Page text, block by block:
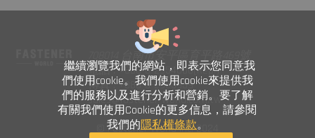
繼續瀏覽我們的網站，即表示您同意我
們使用cookie。我們使用cookie來提供我
們的服務以及進行分析和營銷。要了解
有關我們使用Cookie的更多信息，請參閱
我們的隱私權條款。
708014 台南市安平區育平路469號
電話 : +886-6-2954000(Rep.)
傳真 : +886-6-2953939
sales@fastener-world.com.tw
© Fastener World Inc. 2024